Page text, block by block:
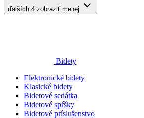
ďalších 4 zobraziť menej
Bidety
Elektronické bidety
Klasické bidety
Bidetové sedátka
Bidetové spŕšky
Bidetové príslušenstvo